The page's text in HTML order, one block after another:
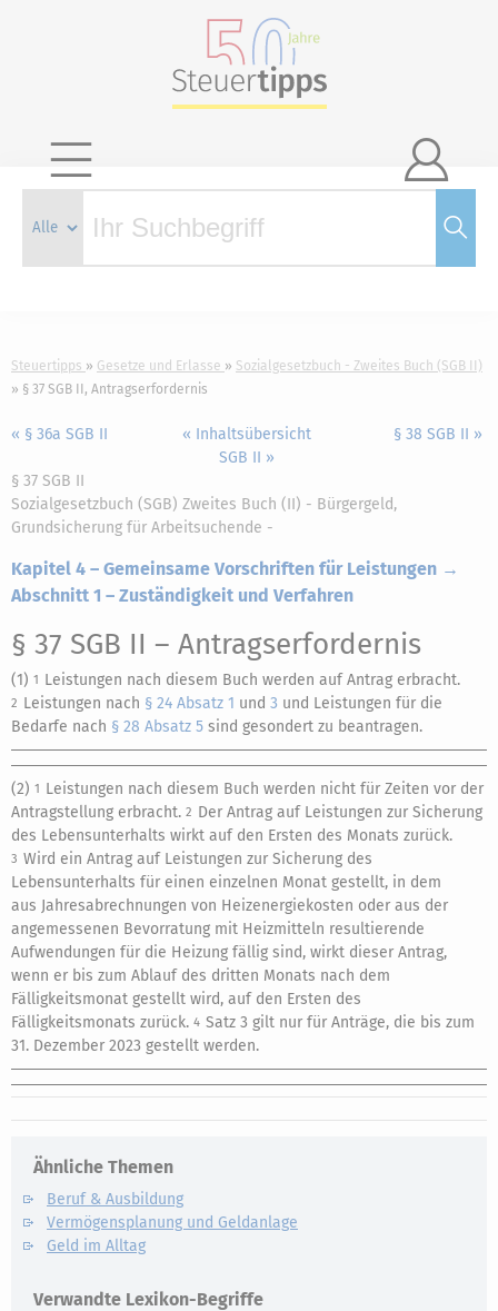

Steuertipps Gesetze und Erlasse
Sozialgesetzbuch - Zweites Buch (SGB II)
§ 37 SGB II, Antragserfordernis
« § 36a SGB II
« Inhaltsübersicht
SGB II »
§ 38 SGB II »
§ 37 SGB II
Sozialgesetzbuch (SGB) Zweites Buch (II) - Bürgergeld,
Grundsicherung für Arbeitsuchende -
Kapitel 4 – Gemeinsame Vorschriften für Leistungen →
Abschnitt 1 – Zuständigkeit und Verfahren
§ 37 SGB II – Antragserfordernis
(1) 1 Leistungen nach diesem Buch werden auf Antrag erbracht.
2 Leistungen nach § 24 Absatz 1 und 3 und Leistungen für die
Bedarfe nach § 28 Absatz 5 sind gesondert zu beantragen.
(2) 1 Leistungen nach diesem Buch werden nicht für Zeiten vor der
Antragstellung erbracht. 2 Der Antrag auf Leistungen zur Sicherung
des Lebensunterhalts wirkt auf den Ersten des Monats zurück.
3 Wird ein Antrag auf Leistungen zur Sicherung des
Lebensunterhalts für einen einzelnen Monat gestellt, in dem
aus Jahresabrechnungen von Heizenergiekosten oder aus der
angemessenen Bevorratung mit Heizmitteln resultierende
Aufwendungen für die Heizung fällig sind, wirkt dieser Antrag,
wenn er bis zum Ablauf des dritten Monats nach dem
Fälligkeitsmonat gestellt wird, auf den Ersten des
Fälligkeitsmonats zurück. 4 Satz 3 gilt nur für Anträge, die bis zum
31. Dezember 2023 gestellt werden.
Ähnliche Themen
Beruf & Ausbildung
Vermögensplanung und Geldanlage
Geld im Alltag
Verwandte Lexikon-Begriffe